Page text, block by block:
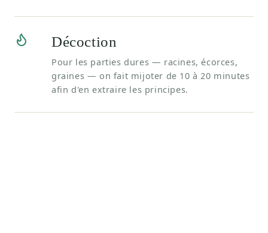
Décoction
Pour les parties dures — racines, écorces,
graines — on fait mijoter de 10 à 20 minutes
afin d'en extraire les principes.